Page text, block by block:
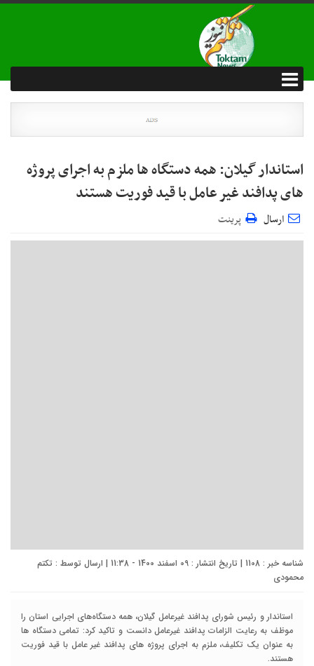
استاندار گیلان: همه دستگاه ها ملزم به اجرای پروژه
های پدافند غیر عامل با قید فوریت هستند
ارسال پرینت
شناسه خبر : 1108 | تاریخ انتشار : 09 اسفند 1400 - 11:38 | ارسال توسط :
تکتم
محمودی
استاندار و رئیس شورای پدافند غیرعامل گیلان، همه دستگاه‌های اجرایی استان را
موظف به رعایت الزامات پدافند غیرعامل دانست و تاکید کرد: تمامی دستگاه ها
به عنوان یک تکلیف، ملزم به اجرای پروژه های پدافند غیر عامل با قید فوریت
هستند.